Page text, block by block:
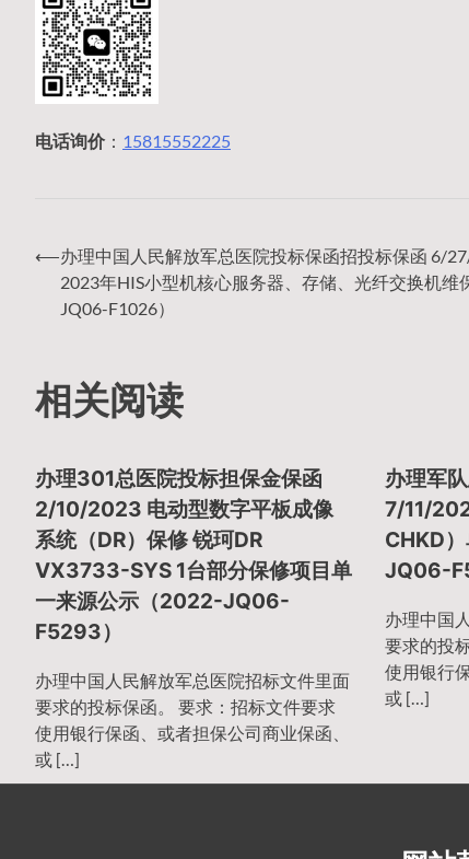
电话询价： 15815552225
文
章
导
航
⟵办理中国人民解放军总医院投标保函招投标保函 6/
2023年HIS小型机核心服务器、存储、光纤交换机维
JQ06-F1026）
相关阅读
办理301总医院投标担保金保函
2/10/2023 电动型数字平板成像
系统（DR）保修 锐珂DR
VX3733-SYS 1台部分保修项目单
一来源公示（2022-JQ06-
F5293）
办理中国人民解放军总医院招标文件里面
要求的投标保函。 要求：招标文件要求
使用银行保函、或者担保公司商业保函、
或 […]
办理军
7/11/
CHKD
JQ06-
办理中国
要求的投
使用银行
或 […]